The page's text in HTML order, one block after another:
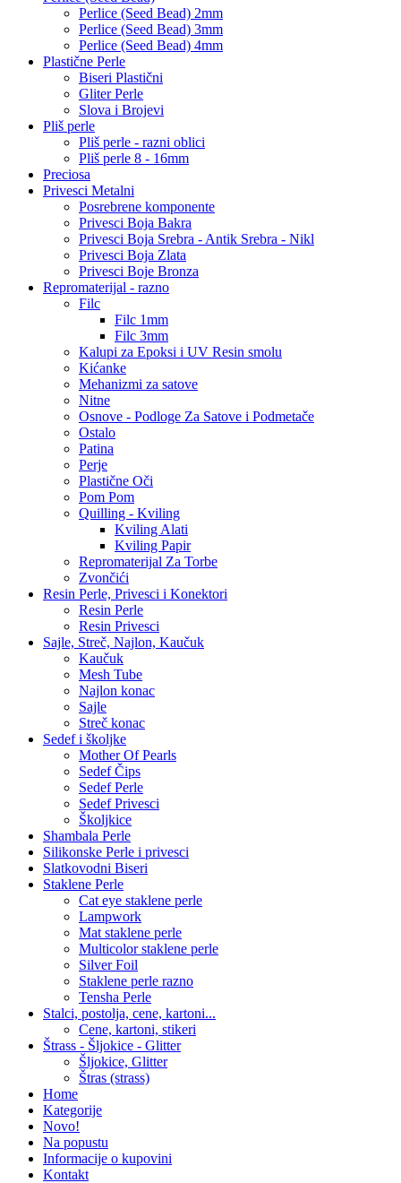
Perlice (Seed Bead) 2mm
Perlice (Seed Bead) 3mm
Perlice (Seed Bead) 4mm
Plastične Perle
Biseri Plastični
Gliter Perle
Slova i Brojevi
Pliš perle
Pliš perle - razni oblici
Pliš perle 8 - 16mm
Preciosa
Privesci Metalni
Posrebrene komponente
Privesci Boja Bakra
Privesci Boja Srebra - Antik Srebra - Nikl
Privesci Boja Zlata
Privesci Boje Bronza
Repromaterijal - razno
Filc
Filc 1mm
Filc 3mm
Kalupi za Epoksi i UV Resin smolu
Kićanke
Mehanizmi za satove
Nitne
Osnove - Podloge Za Satove i Podmetače
Ostalo
Patina
Perje
Plastične Oči
Pom Pom
Quilling - Kviling
Kviling Alati
Kviling Papir
Repromaterijal Za Torbe
Zvončići
Resin Perle, Privesci i Konektori
Resin Perle
Resin Privesci
Sajle, Streč, Najlon, Kaučuk
Kaučuk
Mesh Tube
Najlon konac
Sajle
Streč konac
Sedef i školjke
Mother Of Pearls
Sedef Čips
Sedef Perle
Sedef Privesci
Školjkice
Shambala Perle
Silikonske Perle i privesci
Slatkovodni Biseri
Staklene Perle
Cat eye staklene perle
Lampwork
Mat staklene perle
Multicolor staklene perle
Silver Foil
Staklene perle razno
Tensha Perle
Stalci, postolja, cene, kartoni...
Cene, kartoni, stikeri
Štrass - Šljokice - Glitter
Šljokice, Glitter
Štras (strass)
Home
Kategorije
Novo!
Na popustu
Informacije o kupovini
Kontakt